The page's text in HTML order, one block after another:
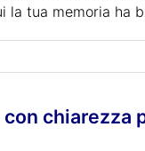
la tua memoria ha
chiarezza